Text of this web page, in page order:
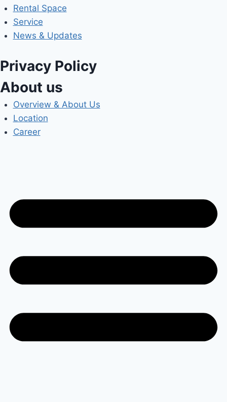
Rental Space
Service
News & Updates
Privacy Policy
About us
Overview & About Us
Location
Career